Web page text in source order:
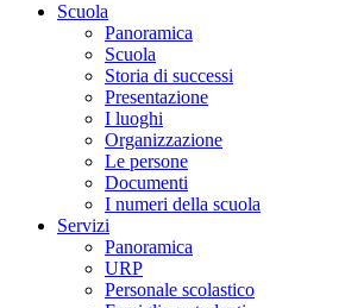
Scuola
Panoramica
Scuola
Storia di successi
Presentazione
I luoghi
Organizzazione
Le persone
Documenti
I numeri della scuola
Servizi
Panoramica
URP
Personale scolastico